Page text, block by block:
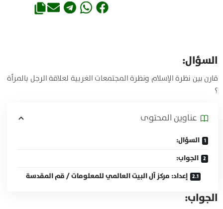
السؤال:
قارن بين نظرة الإسلام ونظرة المجتمعات الغربية لعلاقة الرجل بالمرأة
؟
عناوين المحتوی
السؤال:
الجواب:
إعداد: مركز آل البيت العالمي للمعلومات / قم المقدسة
الجواب: